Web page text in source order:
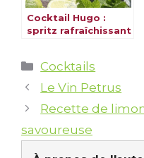
Cocktail Hugo :
spritz rafraîchissant
Catégories
Cocktails
Le Vin Petrus
Recette de
savoureuse